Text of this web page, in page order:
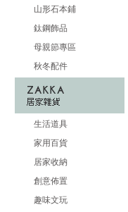
山形石本鋪
鈦鋼飾品
母親節專區
秋冬配件
生活道具
家用百貨
居家收納
創意佈置
趣味文玩